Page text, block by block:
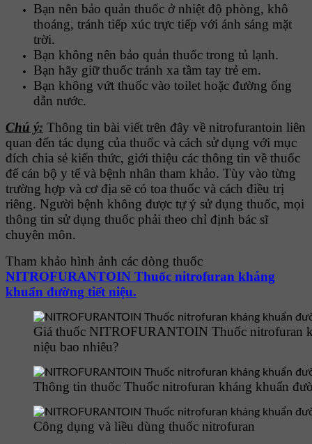
Bạn nên bảo quản thuốc ở nhiệt độ phòng, khô
thoáng, tránh tiếp xúc trực tiếp với ánh sáng mặt
trời.
Bạn không nên bảo quản thuốc trong tủ lạnh.
Bạn hãy giữ thuốc tránh xa tầm tay trẻ em.
Bạn không vứt thuốc vào toilet hoặc đường ống
dẫn nước.
Chú ý: Thông tin bài viết trên đây về nitrofurantoin liên
quan đến tác dụng của thuốc và cách sử dụng với mục
đích chia sẻ kiến thức, giới thiệu các thông tin về thuốc
để cán bộ y tế và bệnh nhân tham khảo. Tùy vào từng
trường hợp và cơ địa sẽ có toa thuốc và cách điều trị
riêng. Người bệnh không được tự ý sử dụng thuốc, mọi
thông tin sử dụng thuốc phải theo chỉ định bác sĩ
chuyên môn.
Tham khảo hình ảnh các dòng thuốc
NITROFURANTOIN Thuốc nitrofuran kháng
khuẩn đường tiết niệu.
Giá thuốc NITROFURANTOIN Thuốc nitrofuran
niệu bao nhiêu?
Thông tin thuốc Thuốc nitrofuran kháng khuẩn
Công dụng và liều dùng thuốc nitrofuran